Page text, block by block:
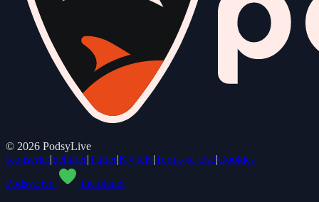
© 2026 PodsyLive
Konserler|Şehirler|Türler|KVKK|Terms of Use|Cookies
PodsyLive
the planet